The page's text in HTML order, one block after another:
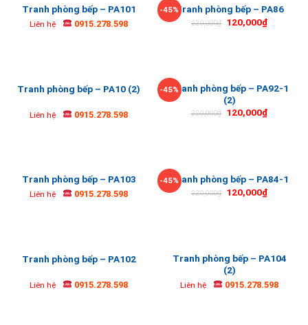
Tranh phòng bếp – PA101
Liên hệ 0915.278.598
-45%Tranh phòng bếp – PA86
220,000₫ 120,000₫
Tranh phòng bếp – PA10 (2)
Liên hệ 0915.278.598
-45%Tranh phòng bếp – PA92-1
(2)
220,000₫ 120,000₫
Tranh phòng bếp – PA103
Liên hệ 0915.278.598
-45%Tranh phòng bếp – PA84-1
220,000₫ 120,000₫
Tranh phòng bếp – PA102
Liên hệ 0915.278.598
Tranh phòng bếp – PA104
(2)
Liên hệ 0915.278.598